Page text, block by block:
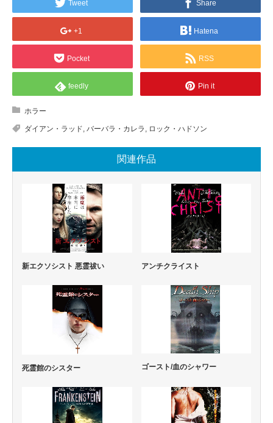
Tweet Share
+1 Hatena
Pocket RSS
feedly Pin it
ホラー
ダイアン・ラッド バーバラ・カレラ ロック・ハドソン
関連作品
新エクソシスト 悪霊祓い アンチクライスト
死霊館のシスター ゴースト/血のシャワー